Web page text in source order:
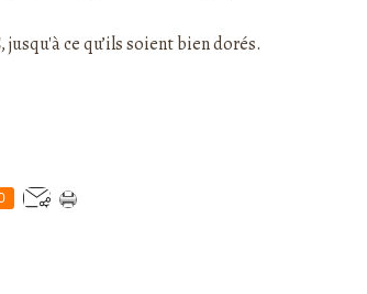
jusqu'à ce qu’ils soient bien dorés.